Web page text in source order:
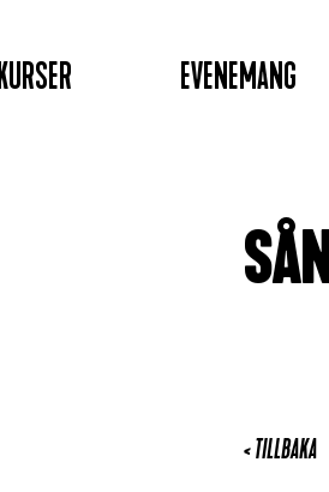
KURSER EVENEMANG
< TILLBAKA